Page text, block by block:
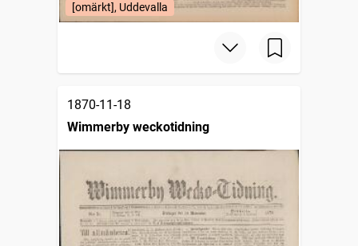
[omärkt], Uddevalla
1870-11-18
Wimmerby weckotidning